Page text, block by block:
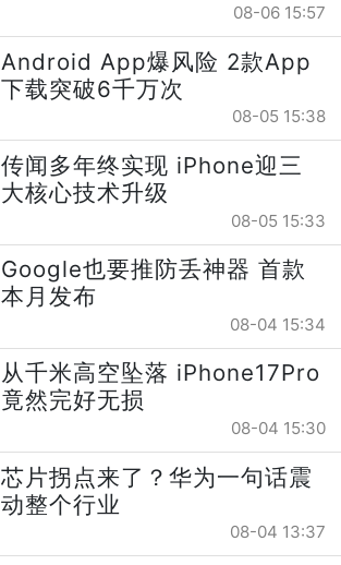
08-06 15:57
Android App爆风险 2款App
下载突破6千万次
08-05 15:38
传闻多年终实现 iPhone迎三
大核心技术升级
08-05 15:33
Google也要推防丢神器 首款
本月发布
08-04 15:34
从千米高空坠落 iPhone17Pro
竟然完好无损
08-04 15:30
芯片拐点来了？华为一句话震
动整个行业
08-04 13:37